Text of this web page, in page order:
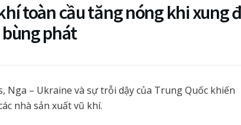
toàn cầu tăng nóng khi xung
bùng phát
Nga – Ukraine và sự trỗi dậy của Trung Quốc khiến
nhà sản xuất vũ khí.